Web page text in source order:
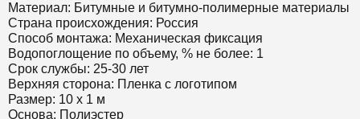
Материал: Битумные и битумно-полимерные материалы
Страна происхождения: Россия
Способ монтажа: Механическая фиксация
Водопоглощение по объему, % не более: 1
Срок службы: 25-30 лет
Верхняя сторона: Пленка с логотипом
Размер: 10 х 1 м
Основа: Полиэстер